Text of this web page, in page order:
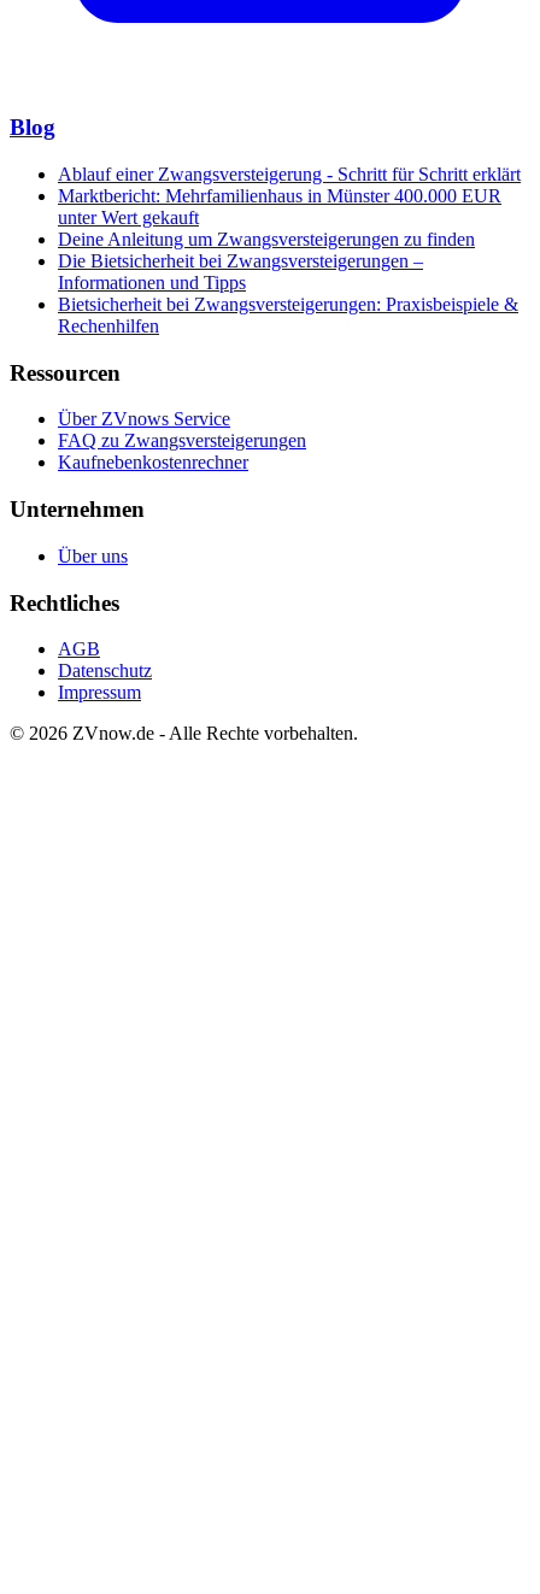
Blog
Ablauf einer Zwangsversteigerung - Schritt für Schritt erklärt
Marktbericht: Mehrfamilienhaus in Münster 400.000 EUR
unter Wert gekauft
Deine Anleitung um Zwangsversteigerungen zu finden
Die Bietsicherheit bei Zwangsversteigerungen –
Informationen und Tipps
Bietsicherheit bei Zwangsversteigerungen: Praxisbeispiele &
Rechenhilfen
Ressourcen
Über ZVnows Service
FAQ zu Zwangsversteigerungen
Kaufnebenkostenrechner
Unternehmen
Über uns
Rechtliches
AGB
Datenschutz
Impressum
© 2026 ZVnow.de - Alle Rechte vorbehalten.